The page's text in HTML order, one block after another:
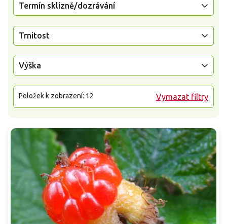
Termín sklizně/dozrávání
Trnitost
Výška
Vymazat filtry
Položek k zobrazení: 12